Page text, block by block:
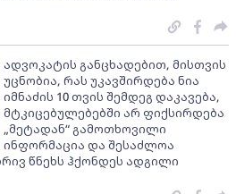
ადვოკატის განცხადებით, მისთვის
უცნობია, რას უკავშირდება ნია
იმნაძის 10 თვის შემდეგ დაკავება,
მტკიცებულებებში არ ფიქსირდება
„მეტადან“ გამოთხოვილი
ინფორმაცია და შესაძლოა
წნეხს ჰქონდეს ადგილი